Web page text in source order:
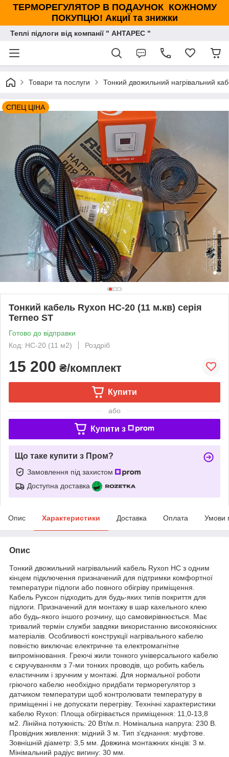
ТЕРМОРЕГУЛЯТОР В ПОДАУНОК КОЖНОМУ
ПОКУПЦЮ! АкциЇ та знижки
Теплі підлоги від компанії " АНТАРЕС "
Товари та послуги Тонкий двожильний нагрівальний
СПЕЦ ЦІНА
Тонкий кабель Ryxon HC-20 (11 м.кв) серія
Terneo ST
Готово до відправки
Код: HC-20 (11 м2)
Роздріб
15 200 ₴/комплект
Купити
або
Купити з
Що таке купити з Пром?
Замовлення під захистом
Доступна доставка
Опис Характеристики Доставка Оплата Умови
Опис
Тонкий двожильний нагрівальний кабель Ryxon HC з одним
кінцем підключення призначений для підтримки комфортної
температури підлоги або повного обігріву приміщення.
Кабель Руксон підходить для будь-яких типів покриття для
підлоги. Призначений для монтажу в шар кахельного клею
або будь-якого іншого розчину, що самовирівнюється. Має
тривалий термін служби завдяки використанню високоякісних
матеріалів. Особливості конструкції нагрівального кабелю
повністю виключає електричне та електромагнітне
випромінювання. Греючі жили тонкого універсального кабелю
є скручуванням з 7-ми тонких проводів, що робить кабель
еластичним і зручним у монтажі. Для нормальної роботи
гріючого кабелю необхідно придбати терморегулятор з
датчиком температури щоб контролювати температуру в
приміщенні і не допускати перегріву. Технічні характеристики
кабелю Ryxon: Площа обігрівається приміщення: 11,0-13,8
м2. Лінійна потужність: 20 Вт/м.п. Номінальна напруга: 230 В.
Провідник живлення: мідний 3 м. Тип з'єднання: муфтове.
Зовнішній діаметр: 3,5 мм. Довжина монтажних кінців: 3 м.
Мінімальний радіус вигину: 30 мм.